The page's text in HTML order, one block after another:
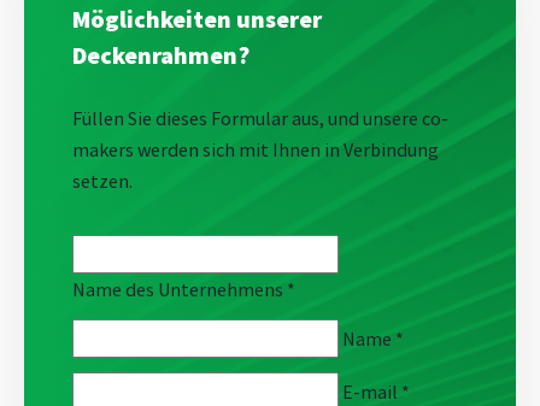
Möglichkeiten unserer
Deckenrahmen?
Füllen Sie dieses Formular aus, und unsere co-
makers werden sich mit Ihnen in Verbindung
setzen.
Name des Unternehmens *
Name *
E-mail *